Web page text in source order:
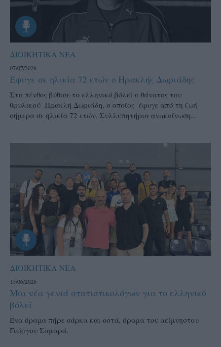
ΔΙΟΙΚΗΤΙΚΑ ΝΕΑ
07/07/2026
Έφυγε σε ηλικία 72 ετών ο Ηρακλής Δωριάδης
Στο πένθος βύθισε το ελληνικό βόλεϊ ο θάνατος του
θρυλικού Ηρακλή Δωριάδη, ο οποίος έφυγε από τη ζωή
σήμερα σε ηλικία 72 ετών. Συλλυπητήρια ανακοίνωση...
ΔΙΟΙΚΗΤΙΚΑ ΝΕΑ
15/06/2026
Μια νέα γενιά στατιστικολόγων για το ελληνικό
βόλεϊ
Ένα όραμα πήρε σάρκα και οστά, όραμα του αείμνηστου
Γιώργου Σαμαρά.